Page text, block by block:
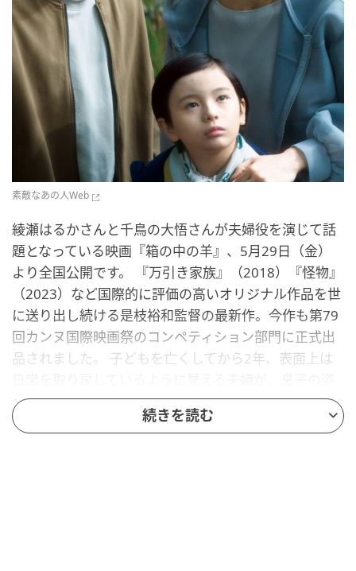
素敵なあの人Web
綾瀬はるかさんと千鳥の大悟さんが夫婦役を演じて話
題となっている映画『箱の中の羊』、5月29日（金）
より全国公開です。 『万引き家族』（2018）『怪物』
（2023）など国際的に評価の高いオリジナル作品を世
に送り出し続ける是枝裕和監督の最新作。今作も第79
回カンヌ国際映画祭のコンペティション部門に正式出
品されました。 子どもを亡くしてから2年、表面上は
をしたヒューマノイドを受け入れたことをきっかけ
に、家族のあり方、夫婦の関係を見直す再生の物語。
続きを読む